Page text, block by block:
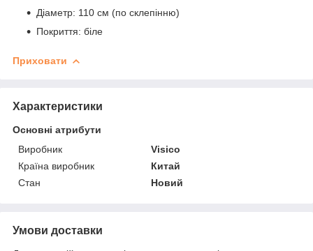
Діаметр: 110 см (по склепінню)
Покриття: біле
Приховати
Характеристики
Основні атрибути
Виробник
Visico
Країна виробник
Китай
Стан
Новий
Умови доставки